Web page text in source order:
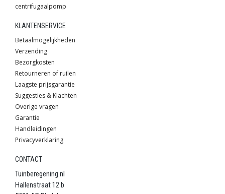
centrifugaalpomp
KLANTENSERVICE
Betaalmogelijkheden
Verzending
Bezorgkosten
Retourneren of ruilen
Laagste prijsgarantie
Suggesties & Klachten
Overige vragen
Garantie
Handleidingen
Privacyverklaring
CONTACT
Tuinberegening.nl
Hallenstraat 12 b